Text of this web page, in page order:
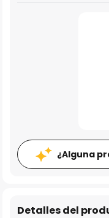
¿Alguna
Detalles del